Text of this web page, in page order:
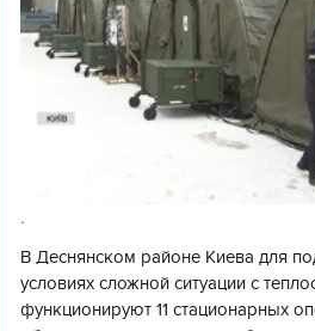
.
В Деснянском районе Киева для
условиях сложной ситуации с
функционируют 11 стационарных